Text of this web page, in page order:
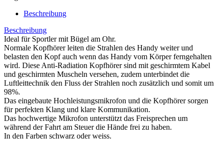
Beschreibung
Beschreibung
Ideal für Sportler mit Bügel am Ohr.
Normale Kopfhörer leiten die Strahlen des Handy weiter und
belasten den Kopf auch wenn das Handy vom Körper ferngehalten
wird. Diese Anti-Radiation Kopfhörer sind mit geschirmtem Kabel
und geschirmten Muscheln versehen, zudem unterbindet die
Luftleittechnik den Fluss der Strahlen noch zusätzlich und somit um
98%.
Das eingebaute Hochleistungsmikrofon und die Kopfhörer sorgen
für perfekten Klang und klare Kommunikation.
Das hochwertige Mikrofon unterstützt das Freisprechen um
während der Fahrt am Steuer die Hände frei zu haben.
In den Farben schwarz oder weiss.